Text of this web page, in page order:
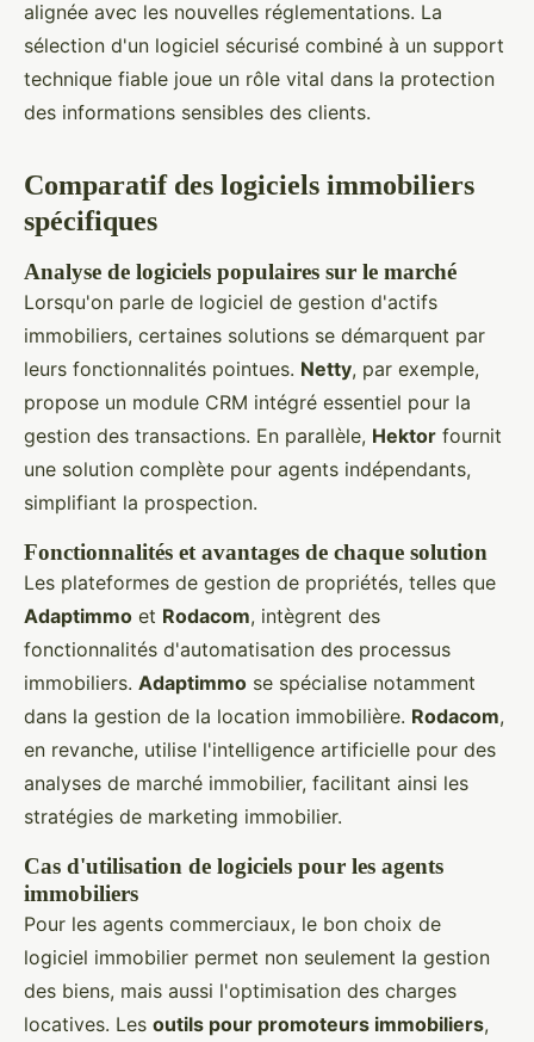
alignée avec les nouvelles réglementations. La
sélection d'un logiciel sécurisé combiné à un support
technique fiable joue un rôle vital dans la protection
des informations sensibles des clients.
Comparatif des logiciels immobiliers
spécifiques
Analyse de logiciels populaires sur le marché
Lorsqu'on parle de logiciel de gestion d'actifs
immobiliers, certaines solutions se démarquent par
leurs fonctionnalités pointues. Netty, par exemple,
propose un module CRM intégré essentiel pour la
gestion des transactions. En parallèle, Hektor fournit
une solution complète pour agents indépendants,
simplifiant la prospection.
Fonctionnalités et avantages de chaque solution
Les plateformes de gestion de propriétés, telles que
Adaptimmo et Rodacom, intègrent des
fonctionnalités d'automatisation des processus
immobiliers. Adaptimmo se spécialise notamment
dans la gestion de la location immobilière. Rodacom,
en revanche, utilise l'intelligence artificielle pour des
analyses de marché immobilier, facilitant ainsi les
stratégies de marketing immobilier.
Cas d'utilisation de logiciels pour les agents
immobiliers
Pour les agents commerciaux, le bon choix de
logiciel immobilier permet non seulement la gestion
des biens, mais aussi l'optimisation des charges
locatives. Les outils pour promoteurs immobiliers,